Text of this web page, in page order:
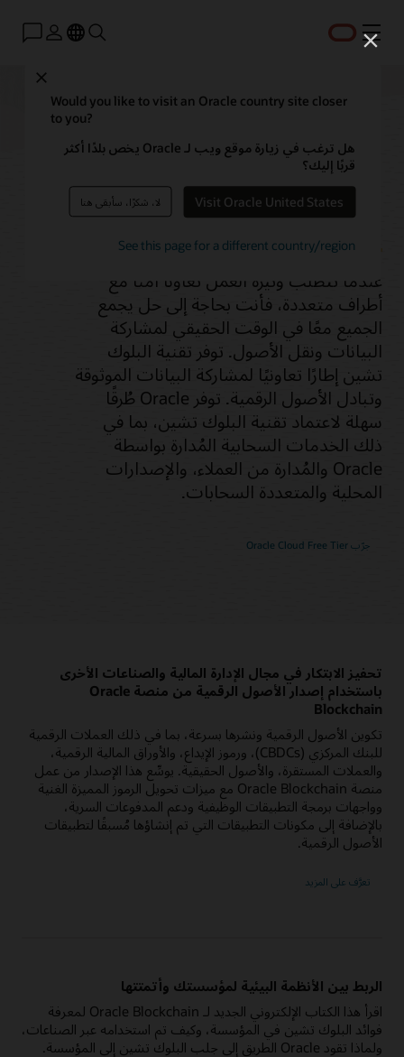
القائمة
Would you like to visit an Oracle country site closer
to you?
هل ترغب في زيارة موقع ويب لـ Oracle يخص بلدًا أكثر
قربًا إليك؟
Visit Oracle United States لا، شكرًا، سأبقى هنا
See this page for a different country/region
قاعدة بيانات Oracle
المتسلسلة
عندما تتطلب وتيرة العمل تعاونًا آمنًا مع
أطراف متعددة، فأنت بحاجة إلى حل يجمع
الجميع معًا في الوقت الحقيقي لمشاركة
البيانات ونقل الأصول. توفر تقنية البلوك
تشين إطارًا تعاونيًا لمشاركة البيانات الموثوقة
وتبادل الأصول الرقمية. توفر Oracle طُرقًا
سهلة لاعتماد تقنية البلوك تشين، بما في
ذلك الخدمات السحابية المُدارة بواسطة
Oracle والمُدارة من العملاء، والإصدارات
المحلية والمتعددة السحابات.
جرّب Oracle Cloud Free Tier
تحفيز الابتكار في مجال الإدارة المالية والصناعات الأخرى
باستخدام إصدار الأصول الرقمية من منصة Oracle
Blockchain
تكوين الأصول الرقمية ونشرها بسرعة، بما في ذلك العملات الرقمية
للبنك المركزي (CBDCs)، ورموز الإيداع، والأوراق المالية الرقمية،
والعملات المستقرة، والأصول الحقيقية. يوسِّع هذا الإصدار من عمل
منصة Oracle Blockchain مع ميزات تحويل الرموز المميزة الغنية
وواجهات برمجة التطبيقات الوظيفية ودعم المدفوعات السرية،
بالإضافة إلى مكونات التطبيقات التي تم إنشاؤها مُسبقًا لتطبيقات
الأصول الرقمية.
تعرَّف على المزيدإصدار
الربط بين الأنظمة البيئية لمؤسستك وأتمتتها
اقرأ هذا الكتاب الإلكتروني الجديد لـ Oracle Blockchain لمعرفة
فوائد البلوك تشين في المؤسسة، وكيف تم استخدامه عبر الصناعات،
ولماذا تقود Oracle الطريق إلى جلب البلوك تشين إلى المؤسسة.